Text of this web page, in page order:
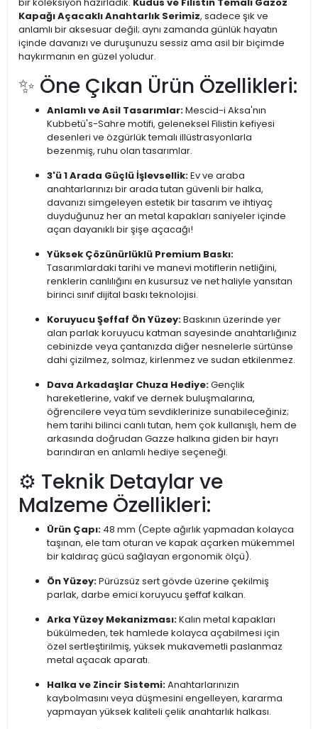
bir koleksiyon hazırladık. Kudüs ve Filistin Temalı Gazoz
Kapağı Açacaklı Anahtarlık Serimiz, sadece şık ve
anlamlı bir aksesuar değil; aynı zamanda günlük hayatın
içinde davanızı ve duruşunuzu sessiz ama asil bir biçimde
haykırmanın en güzel yoludur.
✨ Öne Çıkan Ürün Özellikleri:
Anlamlı ve Asil Tasarımlar:Mescid-i Aksa'nın
Kubbetü's-Sahre motifi, geleneksel Filistin kefiyesi
desenleri ve özgürlük temalı illüstrasyonlarla
bezenmiş, ruhu olan tasarımlar.
3'ü 1 Arada Güçlü İşlevsellik:Ev ve araba
anahtarlarınızı bir arada tutan güvenli bir halka,
davanızı simgeleyen estetik bir tasarım ve ihtiyaç
duyduğunuz her an metal kapakları saniyeler içinde
açan dayanıklı bir şişe açacağı!
Yüksek Çözünürlüklü Premium Baskı:
Tasarımlardaki tarihi ve manevi motiflerin netliğini,
renklerin canlılığını en kusursuz ve net haliyle yansıtan
birinci sınıf dijital baskı teknolojisi.
Koruyucu Şeffaf Ön Yüzey:Baskının üzerinde yer
alan parlak koruyucu katman sayesinde anahtarlığınız
cebinizde veya çantanızda diğer nesnelerle sürtünse
dahi çizilmez, solmaz, kirlenmez ve sudan etkilenmez.
Dava Arkadaşlar Chuza Hediye:Gençlik
hareketlerine, vakıf ve dernek buluşmalarına,
öğrencilere veya tüm sevdiklerinize sunabileceğiniz;
hem tarihi bilinci canlı tutan, hem çok kullanışlı, hem de
arkasında doğrudan Gazze halkına giden bir hayrı
barındıran en anlamlı hediye seçeneği.
⚙️ Teknik Detaylar ve
Malzeme Özellikleri:
Ürün Çapı: 48 mm (Cepte ağırlık yapmadan kolayca
taşınan, ele tam oturan ve kapak açarken mükemmel
bir kaldıraç gücü sağlayan ergonomik ölçü).
Ön Yüzey:Pürüzsüz sert gövde üzerine çekilmiş
parlak, darbe emici koruyucu şeffaf kalkan.
Arka Yüzey Mekanizması:Kalın metal kapakları
bükülmeden, tek hamlede kolayca açabilmesi için
özel sertleştirilmiş, yüksek mukavemetli paslanmaz
metal açacak aparatı.
Halka ve Zincir Sistemi:Anahtarlarınızın
kaybolmasını veya düşmesini engelleyen, kararma
yapmayan yüksek kaliteli çelik anahtarlık halkası.